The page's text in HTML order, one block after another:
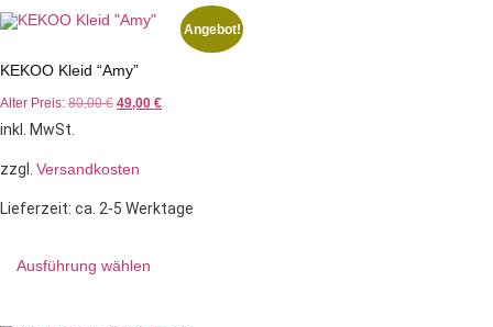
Angebot!
KEKOO Kleid “Amy”
Alter Preis: 80,00€ 49,00 €
inkl. MwSt.
zzgl. Versandkosten
Lieferzeit: ca. 2-5 Werktage
Ausführung wählen